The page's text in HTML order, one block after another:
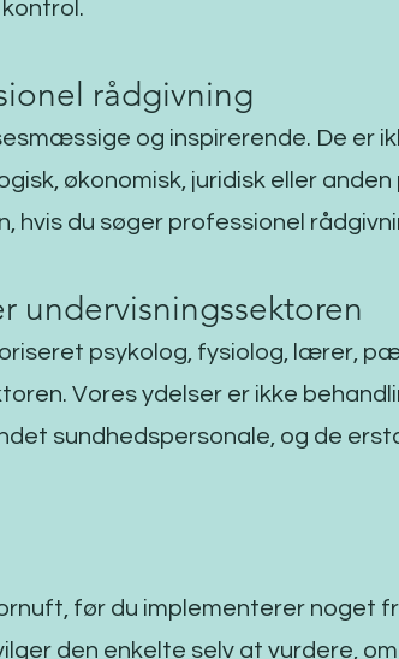
rådgivning
og inspirerende. De er
økonomisk, juridisk eller
hvis du søger professionel
undervisningssektoren
psykolog, fysiolog, lærer,
Vores ydelser er ikke
sundhedspersonale, og de
før du implementerer noget
den enkelte selv at vurdere,